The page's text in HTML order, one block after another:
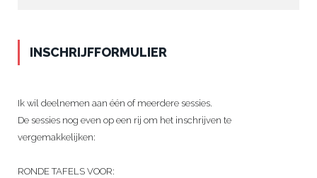
INSCHRIJFFORMULIER
Ik wil deelnemen aan één of meerdere sessies.
De sessies nog even op een rij om het inschrijven te
vergemakkelijken:
RONDE TAFELS VOOR: